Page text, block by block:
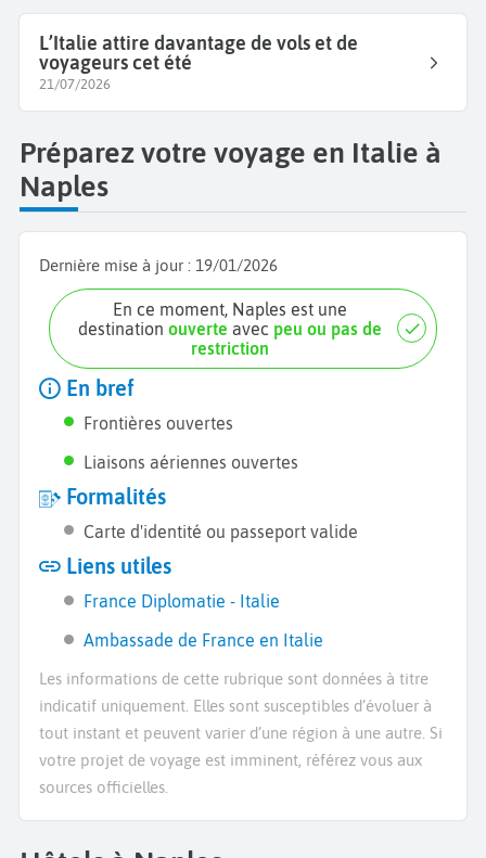
L’Italie attire davantage de vols et de
voyageurs cet été
21/07/2026
Préparez votre voyage en Italie à
Naples
Dernière mise à jour : 19/01/2026
En ce moment, Naples est une
destinationouverte avec peu ou pas de
restriction
En bref
Frontières ouvertes
Liaisons aériennes ouvertes
Formalités
Carte d'identité ou passeport valide
Liens utiles
France Diplomatie - Italie
Ambassade de France en Italie
Les informations de cette rubrique sont données à titre
indicatif uniquement. Elles sont susceptibles d’évoluer à
tout instant et peuvent varier d’une région à une autre. Si
votre projet de voyage est imminent, référez vous aux
sources officielles.